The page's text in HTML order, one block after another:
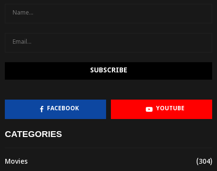
FACEBOOK YOUTUBE
CATEGORIES
Movies
(304)